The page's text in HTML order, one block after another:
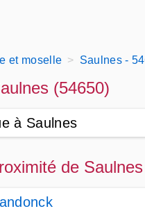
et moselle Saulnes -
(54650)
à Saulnes
de